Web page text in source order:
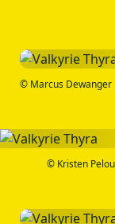
© Marcus Dewanger
© Kristen